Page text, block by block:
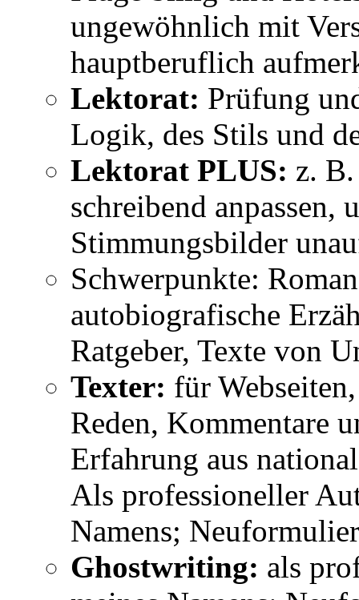
ungewöhnlich mit
hauptberuflich
Lektorat: Prüfung
Logik, des Stils und
Lektorat PLUS: z.
schreibend anpassen,
Stimmungsbilder
Schwerpunkte:
autobiografische
Ratgeber, Texte von
Texter: für
Reden, Kommentare
Erfahrung aus
Als professioneller
Namens;
Ghostwriting: als